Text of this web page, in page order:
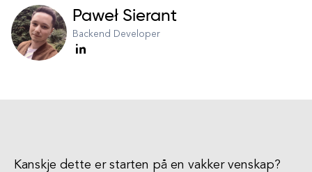
Paweł Sierant
Backend Developer
Kanskje dette er starten på en vakker venskap?